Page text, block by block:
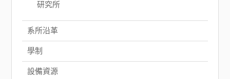
研究所
系所沿革
學制
設備資源